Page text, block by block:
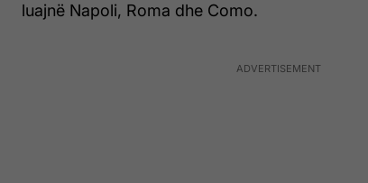
luajnë Napoli, Roma dhe Como.